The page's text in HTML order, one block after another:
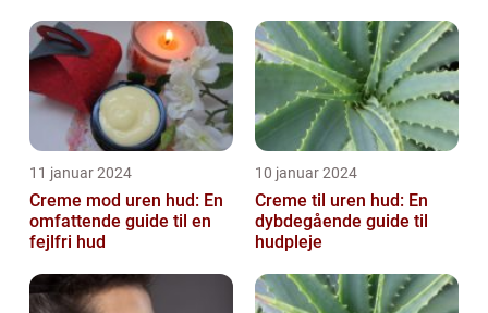
11 januar 2024
Creme mod uren hud: En
omfattende guide til en
fejlfri hud
10 januar 2024
Creme til uren hud: En
dybdegående guide til
hudpleje